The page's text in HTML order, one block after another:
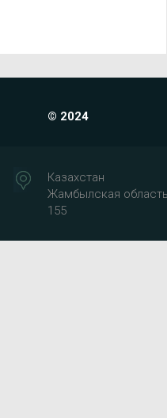
© 2024
Казахстан
Жамбылская
155